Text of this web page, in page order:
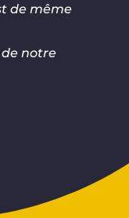
de même
notre